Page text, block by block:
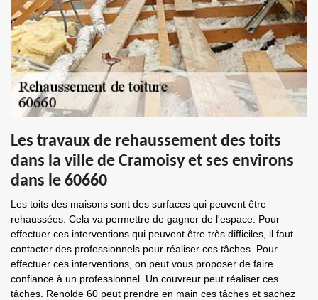
Les travaux de rehaussement des toits
dans la ville de Cramoisy et ses environs
dans le 60660
Les toits des maisons sont des surfaces qui peuvent être
rehaussées. Cela va permettre de gagner de l'espace. Pour
effectuer ces interventions qui peuvent être très difficiles, il faut
contacter des professionnels pour réaliser ces tâches. Pour
effectuer ces interventions, on peut vous proposer de faire
confiance à un professionnel. Un couvreur peut réaliser ces
tâches. Renolde 60 peut prendre en main ces tâches et sachez